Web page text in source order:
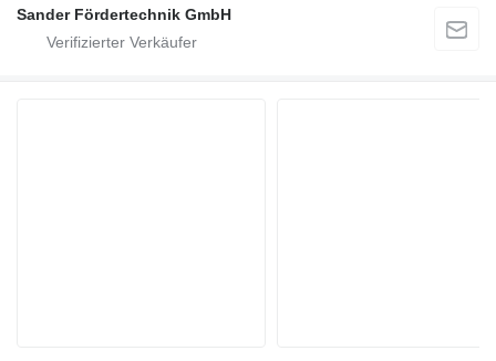
Sander Fördertechnik GmbH